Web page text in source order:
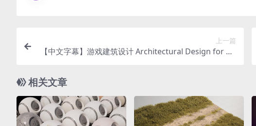
上一篇
【中文字幕】游戏建筑设计 Architectural Design for Ga
相关文章